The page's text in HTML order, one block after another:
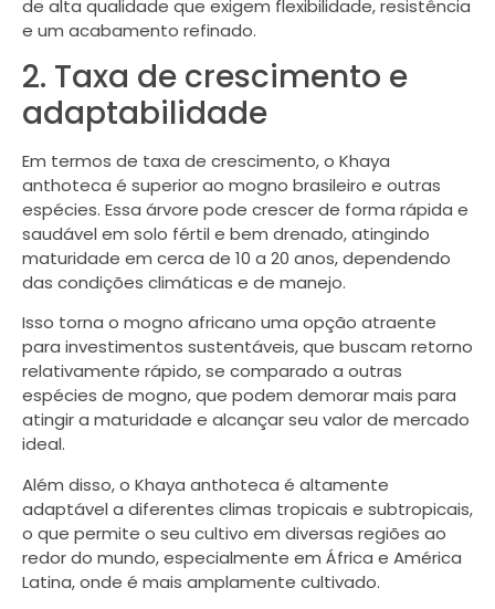
de alta qualidade que exigem flexibilidade, resistência
e um acabamento refinado.
2. Taxa de crescimento e
adaptabilidade
Em termos de taxa de crescimento, o Khaya
anthoteca é superior ao mogno brasileiro e outras
espécies. Essa árvore pode crescer de forma rápida e
saudável em solo fértil e bem drenado, atingindo
maturidade em cerca de 10 a 20 anos, dependendo
das condições climáticas e de manejo.
Isso torna o mogno africano uma opção atraente
para investimentos sustentáveis, que buscam retorno
relativamente rápido, se comparado a outras
espécies de mogno, que podem demorar mais para
atingir a maturidade e alcançar seu valor de mercado
ideal.
Além disso, o Khaya anthoteca é altamente
adaptável a diferentes climas tropicais e subtropicais,
o que permite o seu cultivo em diversas regiões ao
redor do mundo, especialmente em África e América
Latina, onde é mais amplamente cultivado.